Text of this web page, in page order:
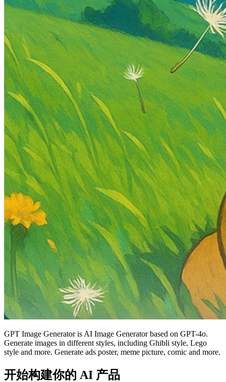
GPT Image Generator is AI Image Generator based on GPT-4o.
Generate images in different styles, including Ghibli style, Lego
style and more. Generate ads poster, meme picture, comic and more.
开始构建你的 AI 产品